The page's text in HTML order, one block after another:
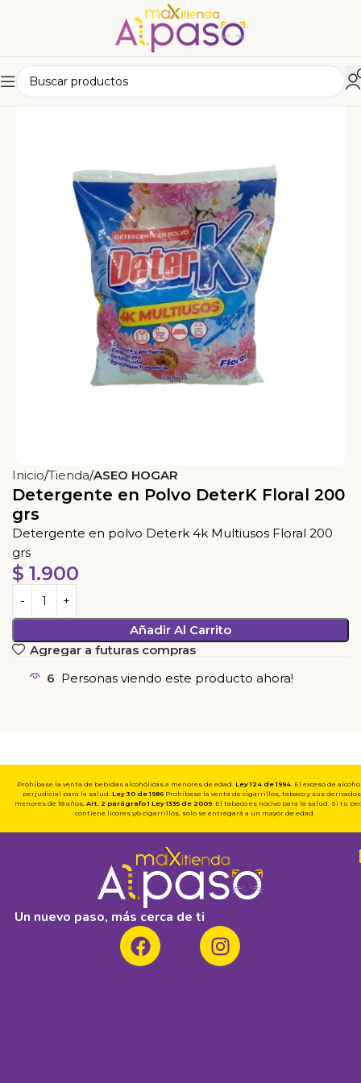
Inicio Tienda ASEO HOGAR
Detergente en Polvo DeterK Floral 200
grs
Detergente en polvo Deterk 4k Multiusos Floral 200
grs
$ 1.900
Añadir Al Carrito
Agregar a futuras compras
6 Personas viendo este producto ahora!
Prohíbase la venta de bebidas alcohólicas a menores de edad.Ley 124 de 1994. El exceso de
perjudicial para la salud.Ley 30 de 1986 Prohíbase la venta de cigarrillos, tabaco y sus
menores de 18 años,Art. 2 parágrafo 1 Ley 1335 de 2009. El tabaco es nocivo para la salud. Si tu
contiene licores y/o cigarrillos, solo se entregará a un mayor de edad.
Un nuevo paso, más cerca de ti